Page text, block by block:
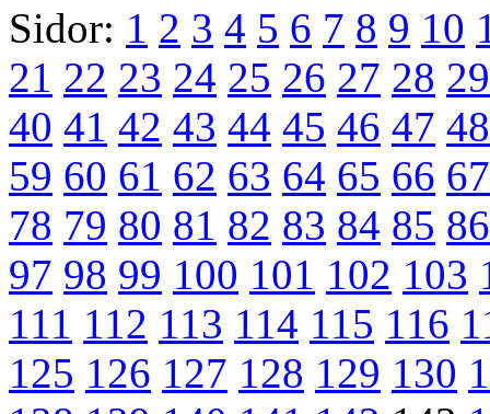
Sidor: 1 2 3 4 5 6 7 8 9 10
21 22 23 24 25 26 27 28 29
40 41 42 43 44 45 46 47 48
59 60 61 62 63 64 65 66 67
78 79 80 81 82 83 84 85 86
97 98 99 100 101 102 103
111 112 113 114 115 116
125 126 127 128 129 130